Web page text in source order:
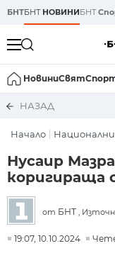
БНТБНТ НОВИНИБНТ
НовиниСвят
НАЗАД
Начало
Нусаир
коригираща
от БНТ ,
19:07, 10.10.2024